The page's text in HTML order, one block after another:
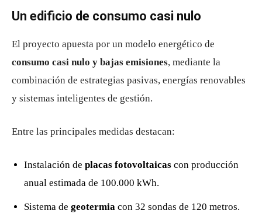
Un edificio de consumo casi nulo
El proyecto apuesta por un modelo energético de
consumo casi nulo y bajas emisiones, mediante la
combinación de estrategias pasivas, energías renovables
y sistemas inteligentes de gestión.
Entre las principales medidas destacan:
Instalación de placas fotovoltaicas con producción
anual estimada de 100.000 kWh.
Sistema de geotermia con 32 sondas de 120 metros.